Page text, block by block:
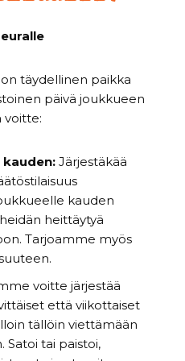
täydellinen paikka
päivä joukkueen
voitte:
Järjestäkää
kauden
heittäytyä
Tarjoamme myös
voitte järjestää
että viikottaiset
tällöin viettämään
Satoi tai paistoi,